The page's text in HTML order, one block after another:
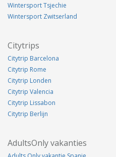
Wintersport Tsjechie
Wintersport Zwitserland
Citytrips
Citytrip Barcelona
Citytrip Rome
Citytrip Londen
Citytrip Valencia
Citytrip Lissabon
Citytrip Berlijn
AdultsOnly vakanties